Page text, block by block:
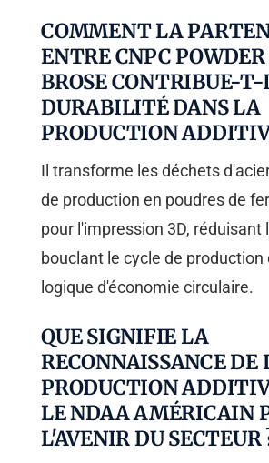
COMMENT LA
ENTRE CNPC
BROSE CONTRIBUE-
DURABILITÉ DANS LA
PRODUCTION
Il transforme les déchets
de production en poudres de
pour l'impression 3D, réduisant
bouclant le cycle de production
logique d'économie circulaire.
QUE SIGNIFIE LA
RECONNAISSANCE DE
PRODUCTION
LE NDAA AMÉRICAIN
L'AVENIR DU SECTEUR